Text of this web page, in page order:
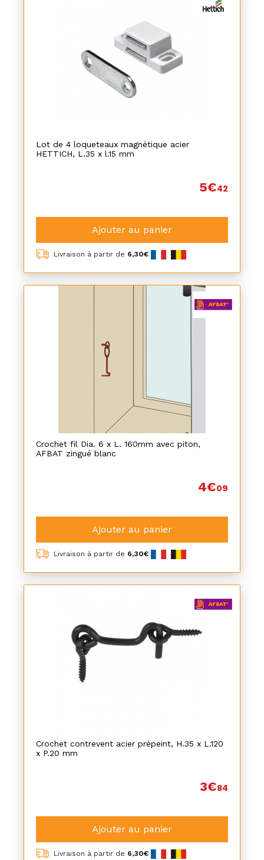
Lot de 4 loqueteaux magnétique acier
HETTICH, L.35 x l.15 mm
5€42
Ajouter au panier
Livraison à partir de 6,30€
Crochet fil Dia. 6 x L. 160mm avec piton,
AFBAT zingué blanc
4€09
Ajouter au panier
Livraison à partir de 6,30€
Crochet contrevent acier prépeint, H.35 x L.120
x P.20 mm
3€84
Ajouter au panier
Livraison à partir de 6,30€